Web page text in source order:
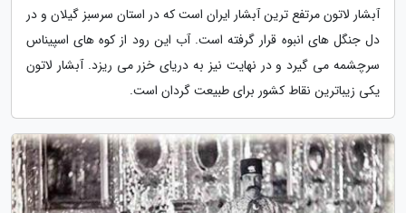
آبشار لاتون مرتفع ترین آبشار ایران است که در استان سرسبز گیلان و در
دل جنگل های انبوه قرار گرفته است. آب این رود از کوه های اسپیناس
سرچشمه می گیرد و در نهایت نیز به دریای خزر می ریزد. آبشار لاتون
یکی زیباترین نقاط کشور برای طبیعت گردان است.